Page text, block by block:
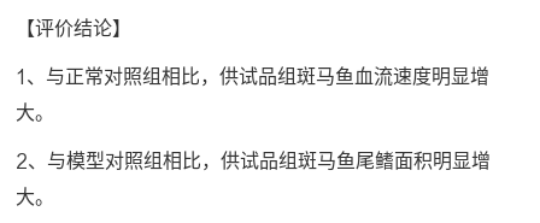
【评价结论】
1、与正常对照组相比，供试品组斑马鱼血流速度明显增
大。
2、与模型对照组相比，供试品组斑马鱼尾鳍面积明显增
大。